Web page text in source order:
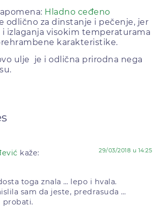
Hladno ceđeno
odlično za dinstanje i pečenje, jer
i izlaganja visokim temperaturama
karakteristike.
ulje je i odlična prirodna nega
kaže: 29/03/2018 u 14:25
toga znala … lepo i hvala.
sam da jeste, predrasuda …
probati.